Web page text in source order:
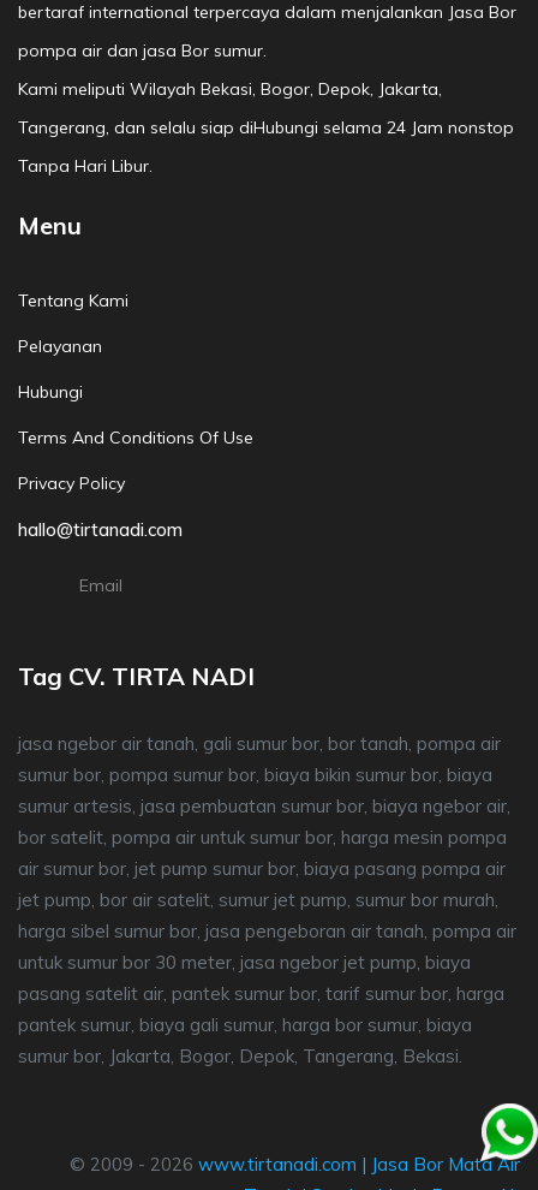
bertaraf international terpercaya dalam menjalankan Jasa Bor
pompa air dan jasa Bor sumur.
Kami meliputi Wilayah Bekasi, Bogor, Depok, Jakarta,
Tangerang, dan selalu siap diHubungi selama 24 Jam nonstop
Tanpa Hari Libur.
Menu
Tentang Kami
Pelayanan
Hubungi
Terms And Conditions Of Use
Privacy Policy
hallo@tirtanadi.com
Email
Tag CV. TIRTA NADI
jasa ngebor air tanah, gali sumur bor, bor tanah, pompa air
sumur bor, pompa sumur bor, biaya bikin sumur bor, biaya
sumur artesis, jasa pembuatan sumur bor, biaya ngebor air,
bor satelit, pompa air untuk sumur bor, harga mesin pompa
air sumur bor, jet pump sumur bor, biaya pasang pompa air
jet pump, bor air satelit, sumur jet pump, sumur bor murah,
harga sibel sumur bor, jasa pengeboran air tanah, pompa air
untuk sumur bor 30 meter, jasa ngebor jet pump, biaya
pasang satelit air, pantek sumur bor, tarif sumur bor, harga
pantek sumur, biaya gali sumur, harga bor sumur, biaya
sumur bor, Jakarta, Bogor, Depok, Tangerang, Bekasi.
© 2009 - 2026 www.tirtanadi.com | Jasa Bor Mata Air